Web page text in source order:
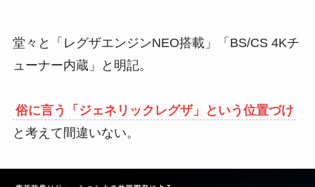
堂々と「レグザエンジンNEO搭載」「BS/CS 4Kチ
ューナー内蔵」と明記。
俗に言う「ジェネリックレグザ」という位置づけ
と考えて間違いない。